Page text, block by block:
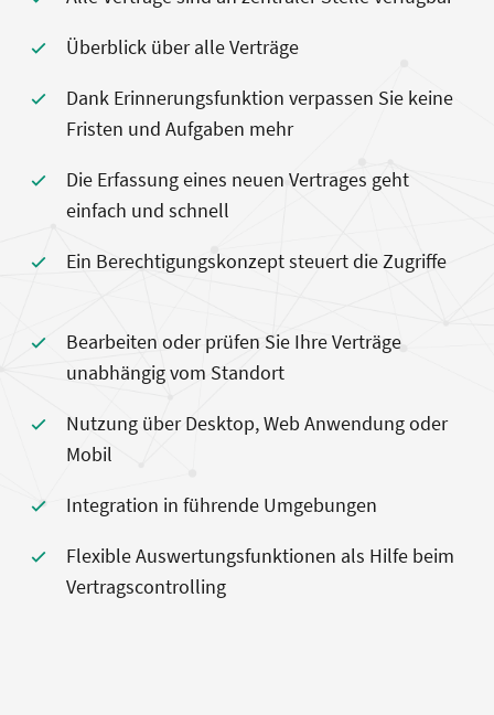
Überblick über alle Verträge
Dank Erinnerungsfunktion verpassen Sie keine
Fristen und Aufgaben mehr
Die Erfassung eines neuen Vertrages geht
einfach und schnell
Ein Berechtigungskonzept steuert die Zugriffe
Bearbeiten oder prüfen Sie Ihre Verträge
unabhängig vom Standort
Nutzung über Desktop, Web Anwendung oder
Mobil
Integration in führende Umgebungen
Flexible Auswertungsfunktionen als Hilfe beim
Vertragscontrolling